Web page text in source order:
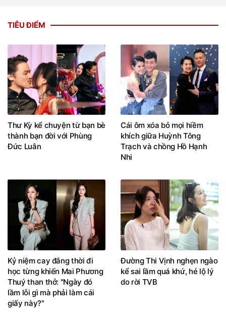
TIÊU ĐIỂM
Thư Kỳ kể chuyện từ bạn bè
thành bạn đời với Phùng
Đức Luân
Cái ôm xóa bỏ mọi hiềm
khích giữa Huỳnh Tông
Trạch và chồng Hồ Hạnh
Nhi
Kỷ niệm cay đắng thời đi
học từng khiến Mai Phương
Thuý than thở: "Ngày đó
lầm lỗi gì mà phải làm cái
giấy này?"
Đường Thi Vịnh nghẹn ngào
kể sai lầm quá khứ, hé lộ lý
do rời TVB